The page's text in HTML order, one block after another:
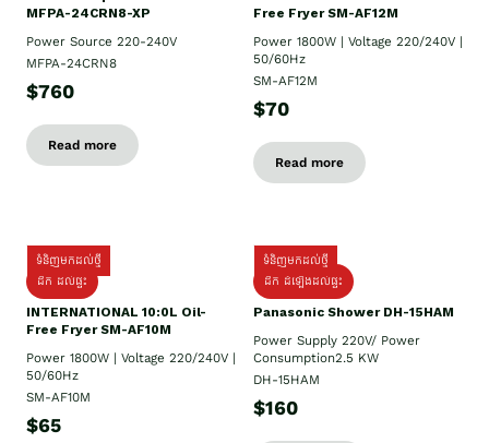
MFPA-24CRN8-XP
Power Source 220-240V
MFPA-24CRN8
$760
Read more
Free Fryer SM-AF12M
Power 1800W | Voltage 220/240V |
50/60Hz
SM-AF12M
$70
Read more
ទំនិញមកដល់ថ្មី
ដឹក ដល់ផ្ទះ
INTERNATIONAL 10:0L Oil-
Free Fryer SM-AF10M
Power 1800W | Voltage 220/240V |
50/60Hz
SM-AF10M
$65
ទំនិញមកដល់ថ្មី
ដឹក ដំឡើងដល់ផ្ទះ
Panasonic Shower DH-15HAM
Power Supply​ 220V/ Power
Consumption2.5 KW
DH-15HAM
$160